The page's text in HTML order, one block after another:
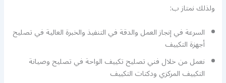
ولذلك نمتاز ب:
السرعة في إنجاز العمل والدقة في التنفيذ والخبرة العالية في تصليح
أجهزة التكييف
نعمل من خلال فني تصليح تكييف الواحة في تصليح وصيانة
التكييف المركزي ودكتات التكييف